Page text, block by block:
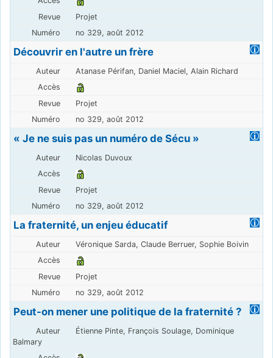
Projet
no 329, août 2012
Découvrir en l'autre un frère
Atanase Périfan, Daniel Maciel, Alain Richard
Projet
no 329, août 2012
« Je ne suis pas un numéro de Sécu »
Nicolas Duvoux
Projet
no 329, août 2012
La fraternité, un enjeu éducatif
Véronique Sarda, Claude Berruer, Sophie Boivin
Projet
no 329, août 2012
Peut-on mener une politique de la fraternité ?
Étienne Pinte, François Soulage, Dominique
Balmary